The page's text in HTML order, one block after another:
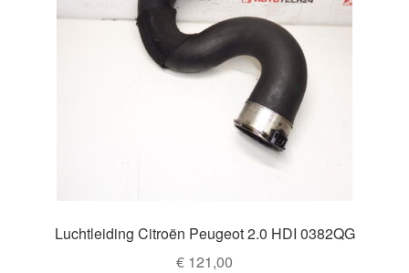
Luchtleiding Citroën Peugeot 2.0 HDI 0382QG
€ 121,00